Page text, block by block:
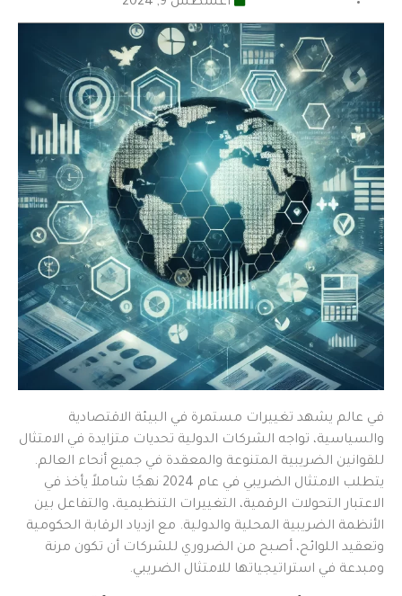
في عالم يشهد تغييرات مستمرة في البيئة الاقتصادية
والسياسية، تواجه الشركات الدولية تحديات متزايدة في الامتثال
للقوانين الضريبية المتنوعة والمعقدة في جميع أنحاء العالم.
يتطلب الامتثال الضريبي في عام 2024 نهجًا شاملاً يأخذ في
الاعتبار التحولات الرقمية، التغييرات التنظيمية، والتفاعل بين
الأنظمة الضريبية المحلية والدولية. مع ازدياد الرقابة الحكومية
وتعقيد اللوائح، أصبح من الضروري للشركات أن تكون مرنة
ومبدعة في استراتيجياتها للامتثال الضريبي.